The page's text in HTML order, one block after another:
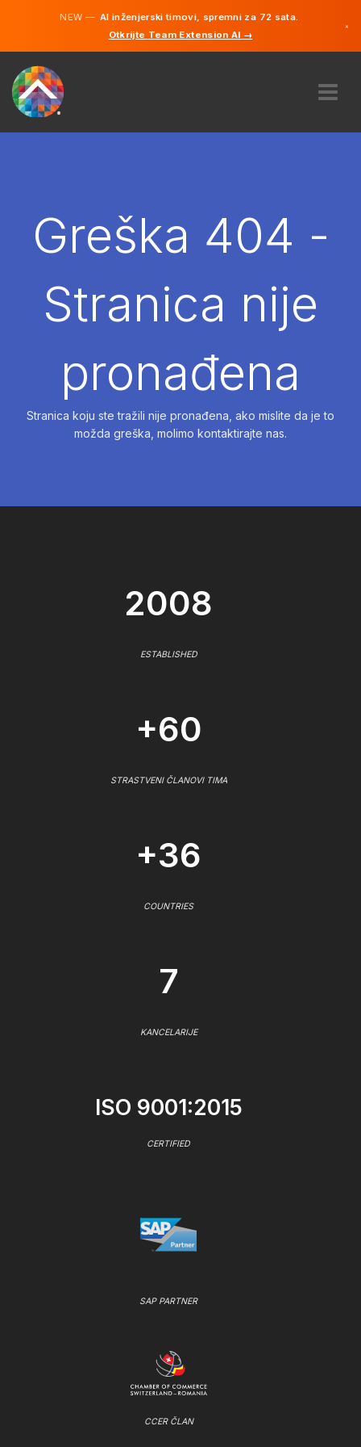
NEW —AI inženjerski timovi, spremni za 72 sata.
Otkrijte Team Extension AI →
×
NAJAMGreška 404 -
Stranica nije
pronađena
Stranica koju ste tražili nije pronađena, ako mislite da je to
možda greška, molimo kontaktirajte nas.
2008
ESTABLISHED
+60
STRASTVENI ČLANOVI TIMA
+36
COUNTRIES
7
KANCELARIJE
ISO 9001:2015
CERTIFIED
SAP PARTNER
CCER ČLAN